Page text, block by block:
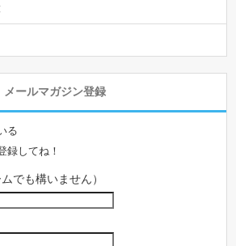
メールマガジン登録
る
録してね！
でも構いません）